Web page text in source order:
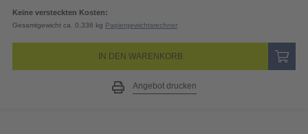
Keine versteckten Kosten:
Gesamtgewicht ca. 0,336 kg Papiergewichtsrechner
IN DEN WARENKORB
Angebot drucken